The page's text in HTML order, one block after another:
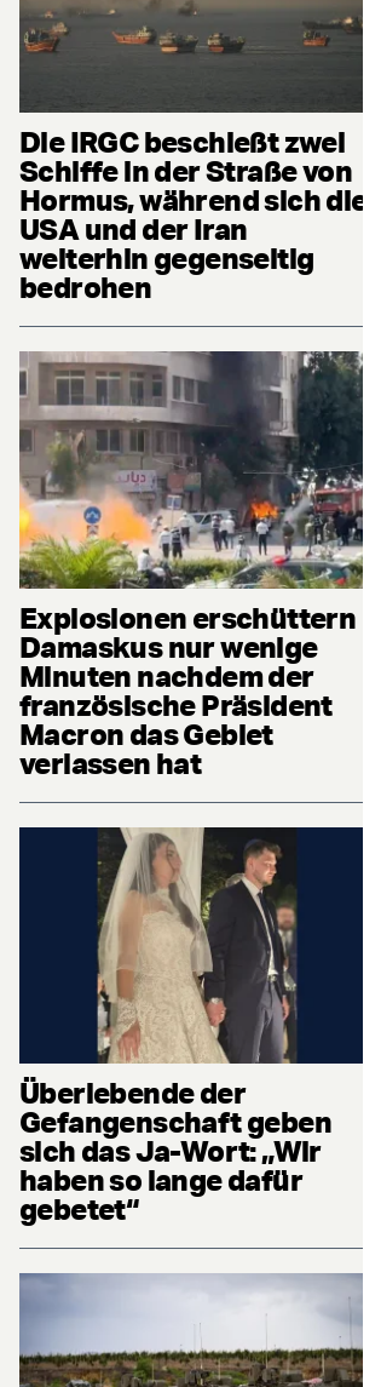
Die IRGC beschießt zwei
Schiffe in der Straße von
Hormus, während sich die
USA und der Iran
weiterhin gegenseitig
bedrohen
Explosionen erschüttern
Damaskus nur wenige
Minuten nachdem der
französische Präsident
Macron das Gebiet
verlassen hat
Überlebende der
Gefangenschaft geben
sich das Ja-Wort: „Wir
haben so lange dafür
gebetet“